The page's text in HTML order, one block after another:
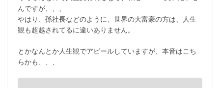
んですが、、、
やはり、孫社長などのように、世界の大富豪の方は、人生
観も超越されてるに違いありません。
とかなんとか人生観でアピールしていますが、本音はこち
らかも、、、